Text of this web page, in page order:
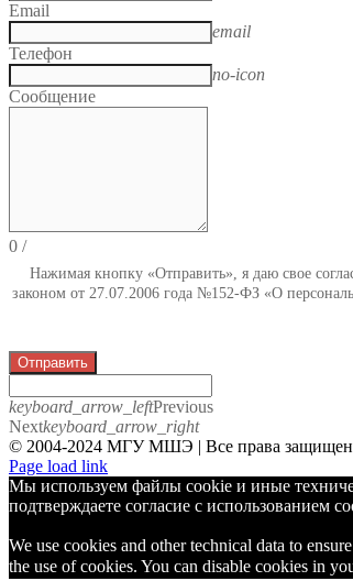
Email
email
Телефон
no-icon
Сообщение
0 /
Нажимая кнопку «Отправить», я даю свое
законом от 27.07.2006 года №152-ФЗ «О
Отправить
keyboard_arrow_leftPrevious
Nextkeyboard_arrow_right
© 2004-2024 МГУ МШЭ | Все права защищены
Telegram
Page load link
Мы используем файлы cookie и иные
подтверждаете согласие с использованием
We use cookies and other technical data to
the use of cookies. You can disable cookies in